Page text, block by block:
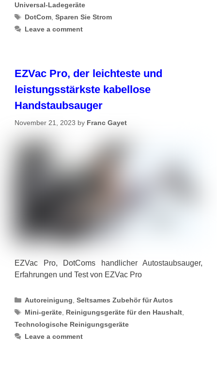
Universal-Ladegeräte
Tags
DotCom ,Sparen Sie Strom
Leave a comment
EZVac Pro, der leichteste und
leistungsstärkste kabellose
Handstaubsauger
November 21, 2023 by Franc Gayet
EZVac Pro, DotComs handlicher Autostaubsauger,
Erfahrungen und Test von EZVac Pro
Categories
Autoreinigung ,Seltsames Zubehör für Autos
Tags
Mini-geräte Reinigungsgeräte für den Haushalt
Technologische Reinigungsgeräte
Leave a comment